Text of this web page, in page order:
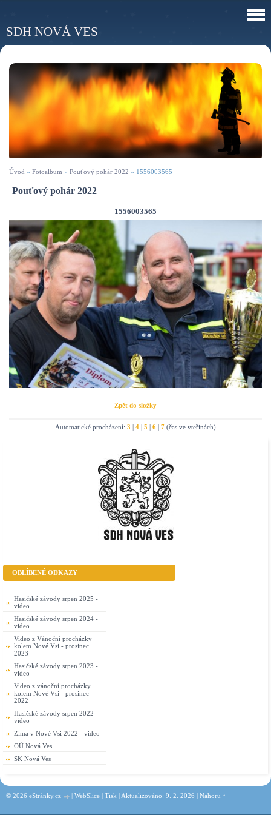
SDH NOVÁ VES
Úvod » Fotoalbum » Pouťový pohár 2022 » 1556003565
Pouťový pohár 2022
1556003565
Zpět do složky
Automatické procházení: 3 | 4 | 5 | 6 | 7 (čas ve vteřinách)
OBLÍBENÉ ODKAZY
Hasičské závody srpen 2025 -
video
Hasičské závody srpen 2024 -
video
Video z Vánoční procházky
kolem Nové Vsi - prosinec
2023
Hasičské závody srpen 2023 -
video
Video z vánoční procházky
kolem Nové Vsi - prosinec
2022
Hasičské závody srpen 2022 -
video
Zima v Nové Vsi 2022 - video
OÚ Nová Ves
SK Nová Ves
© 2026 eStránky.cz | WebSlice | Tisk | Aktualizováno: 9. 2. 2026 | Nahoru ↑